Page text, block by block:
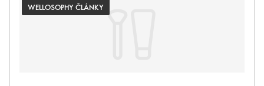
WELLOSOPHY ČLÁNKY